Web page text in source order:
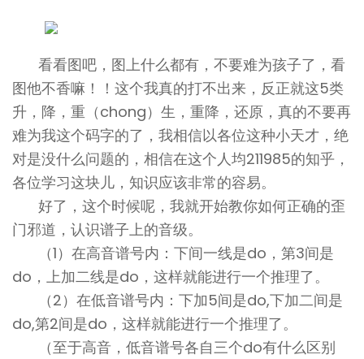
看看图吧，图上什么都有，不要难为孩子了，看
图他不香嘛！！这个我真的打不出来，反正就这5类
升，降，重（chong）生，重降，还原，真的不要再
难为我这个码字的了，我相信以各位这种小天才，绝
对是没什么问题的，相信在这个人均211985的知乎，
各位学习这块儿，知识应该非常的容易。
好了，这个时候呢，我就开始教你如何正确的歪
门邪道，认识谱子上的音级。
（1）在高音谱号内：下间一线是do，第3间是
do，上加二线是do，这样就能进行一个推理了。
（2）在低音谱号内：下加5间是do,下加二间是
do,第2间是do，这样就能进行一个推理了。
（至于高音，低音谱号各自三个do有什么区别